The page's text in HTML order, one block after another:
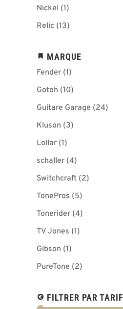
Nickel (1)
Relic (13)
MARQUE
Fender (1)
Gotoh (10)
Guitare Garage (24)
Kluson (3)
Lollar (1)
schaller (4)
Switchcraft (2)
TonePros (5)
Tonerider (4)
TV Jones (1)
Gibson (1)
PureTone (2)
FILTRER PAR TARIF